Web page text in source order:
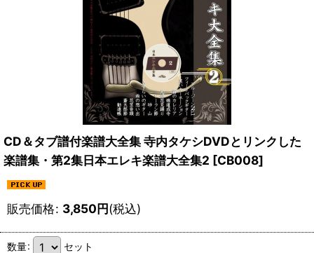
CD＆タブ譜付楽譜大全集 寺内タケシDVDとリンクした
楽譜集・第2集日本エレキ楽譜大全集2 [CB008]
販売価格: 3,850円(税込)
数量: セット